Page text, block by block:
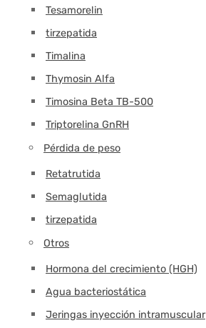
Tesamorelin
tirzepatida
Timalina
Thymosin Alfa
Timosina Beta TB-500
Triptorelina GnRH
Pérdida de peso
Retatrutida
Semaglutida
tirzepatida
Otros
Hormona del crecimiento (HGH)
Agua bacteriostática
Jeringas inyección intramuscular